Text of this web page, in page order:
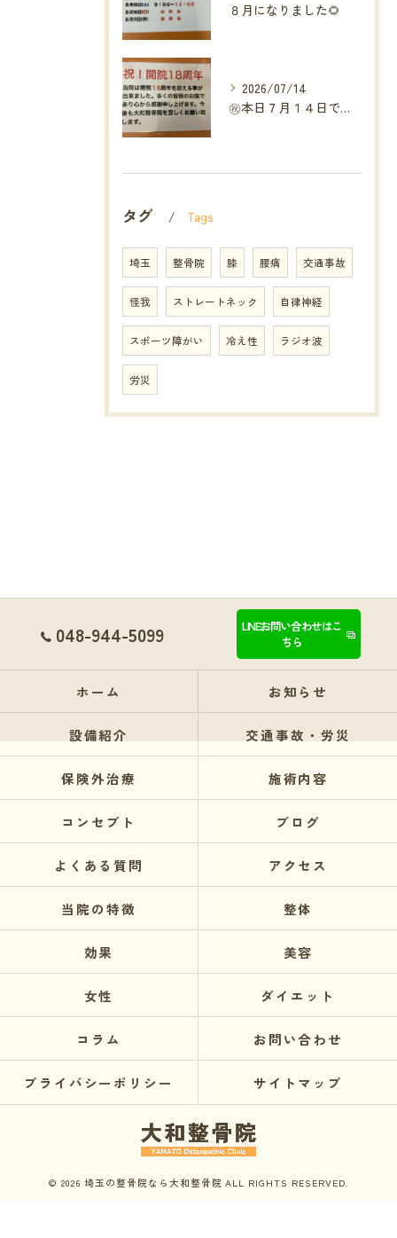
８月になりました🌻
2026/07/14
㊗️本日７月１４日で当院は開院１８周年となりました🎉
タグ Tags
埼玉 整骨院 膝 腰痛 交通事故
怪我 ストレートネック 自律神経
スポーツ障がい 冷え性 ラジオ波
労災
048-944-5099
LINEお問い合わせはこ
ちら
ホーム お知らせ
設備紹介 交通事故・労災
保険外治療 施術内容
コンセプト ブログ
よくある質問 アクセス
当院の特徴 整体
効果 美容
女性 ダイエット
コラム お問い合わせ
プライバシーポリシー サイトマップ
© 2026 埼玉の整骨院なら大和整骨院 ALL RIGHTS RESERVED.